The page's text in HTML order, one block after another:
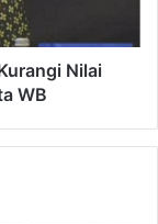
Nilai
WB